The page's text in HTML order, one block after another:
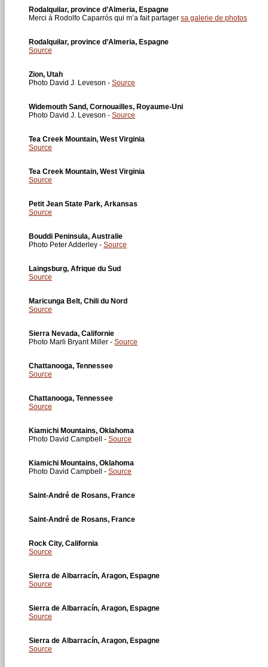
Rodalquilar, province d’Almeria, Espagne
Merci à Rodolfo Caparrós qui m’a fait partager sa galerie de photos
Rodalquilar, province d’Almeria, Espagne
Source
Zion, Utah
Photo David J. Leveson - Source
Widemouth Sand, Cornouailles, Royaume-Uni
Photo David J. Leveson - Source
Tea Creek Mountain, West Virginia
Source
Tea Creek Mountain, West Virginia
Source
Petit Jean State Park, Arkansas
Source
Bouddi Peninsula, Australie
Photo Peter Adderley - Source
Laingsburg, Afrique du Sud
Source
Maricunga Belt, Chili du Nord
Source
Sierra Nevada, Californie
Photo Marli Bryant Miller - Source
Chattanooga, Tennessee
Source
Chattanooga, Tennessee
Source
Kiamichi Mountains, Oklahoma
Photo David Campbell - Source
Kiamichi Mountains, Oklahoma
Photo David Campbell - Source
Saint-André de Rosans, France
Saint-André de Rosans, France
Rock City, California
Source
Sierra de Albarracín, Aragon, Espagne
Source
Sierra de Albarracín, Aragon, Espagne
Source
Sierra de Albarracín, Aragon, Espagne
Source